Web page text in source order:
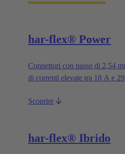
har-flex® Power
Connettori con passo di 2,54
di correnti elevate tra 18 A e
Scoprire
har-flex® Ibrido